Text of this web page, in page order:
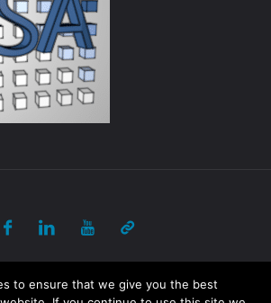
to ensure that we give you the best